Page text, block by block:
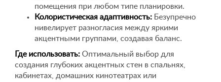
помещения при любом типе планировки.
Колористическая адаптивность: Безупречно
нивелирует разногласия между яркими
акцентными группами, создавая баланс.
Где использовать: Оптимальный выбор для
создания глубоких акцентных стен в спальнях,
кабинетах, домашних кинотеатрах или